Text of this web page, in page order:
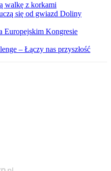
walkę z korkami
się od gwiazd Doliny
Europejskim Kongresie
– Łączy nas przyszłość